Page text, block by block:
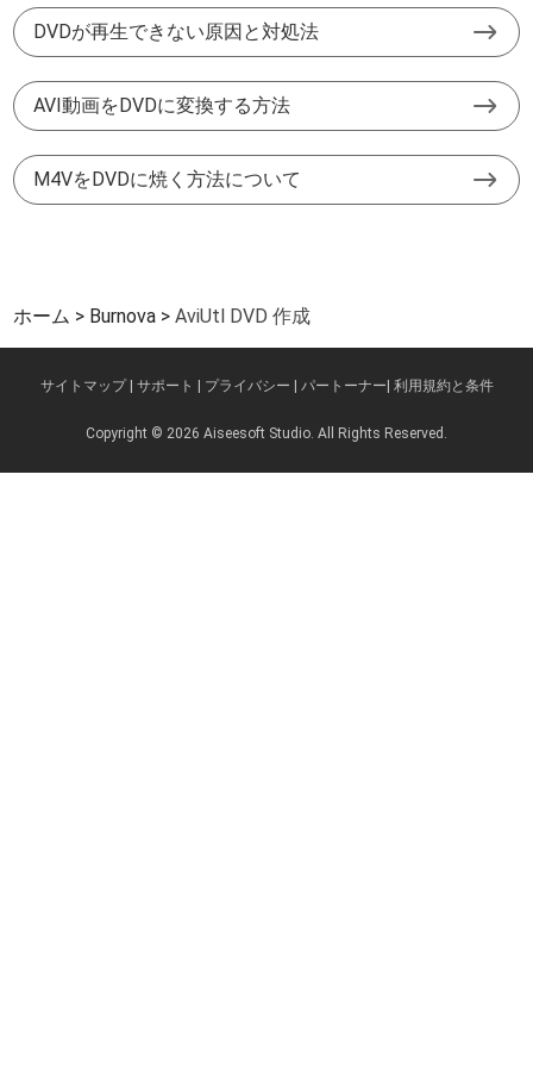
DVDが再生できない原因と対処法
AVI動画をDVDに変換する方法
M4VをDVDに焼く方法について
ホーム Burnova AviUtl DVD 作成
サイトマップ| サポート プライバシー パートーナー 利用規約と条件
Copyright © 2026 Aiseesoft Studio. All Rights Reserved.